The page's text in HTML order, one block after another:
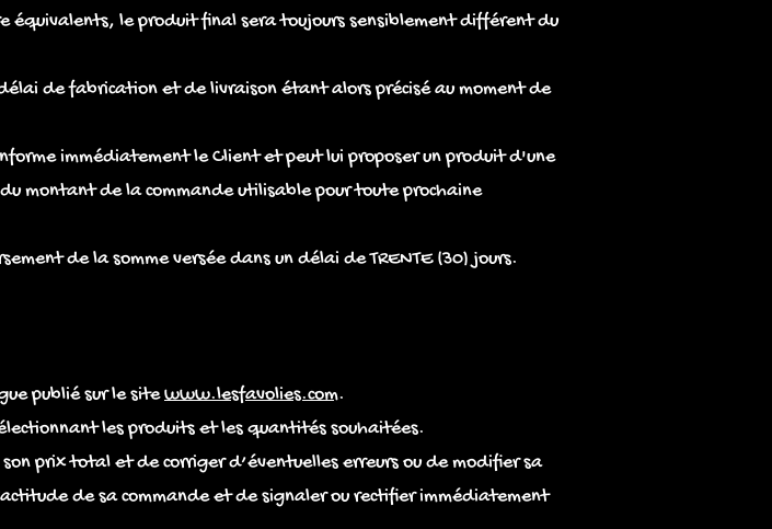
équivalents, le produit final sera toujours sensiblement différent du
de fabrication et de livraison étant alors précisé au moment de
immédiatement le Client et peut lui proposer un produit d'une
montant de la commande utilisable pour toute prochaine
de la somme versée dans un délai de TRENTE (30) jours.
publié sur le sitewww.lesfavolies.com.
les produits et les quantités souhaitées.
prix total et de corriger d’éventuelles erreurs ou de modifier sa
de sa commande et de signaler ou rectifier immédiatement